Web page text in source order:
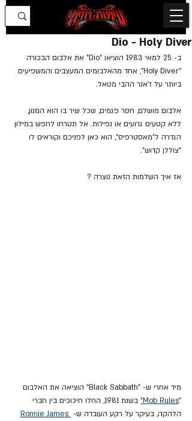
Dio - Holy Diver
ב- 25 למאי 1983 הוציאו "Dio" את אלבום הבכורה
"Holy Diver", אחד מהאלבומים המעצבים והמשפיעים
ביותר על ז'אנר ההבי מטאל.
אלבום מושלם, חסר פגמים, שכל שיר בו הוא המנון,
ללא קטעים גרועים או נפילות. אל תטרחו לחפש במילון
הגדרה ל"מאסטרפיס", הוא כאן לפניכם וקוראים לו
"צוללן קדוש".
אז איך השלמות הזאת נוצרה ?
מיד אחרי ש- "Black Sabbath" הוציאה את האלבום
"
Mob Rules
"
בשנת 1981, החלו חיכוכים בין חברי
הלהקה, בעיקר על רקע העובדה ש- Ronnie James